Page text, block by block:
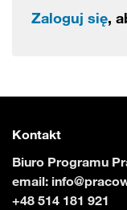
Zaloguj się,
Kontakt
Biuro Programu
email:
+48 514 181 921